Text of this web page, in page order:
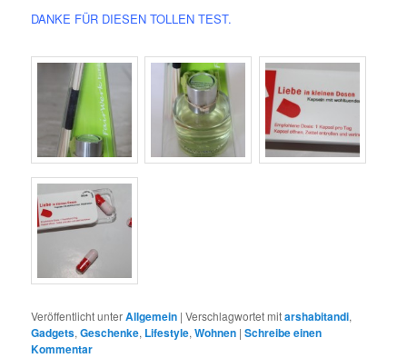
DANKE FÜR DIESEN TOLLEN TEST.
Veröffentlicht unterAllgemein |Verschlagwortet mitarshabitandi,
Gadgets,Geschenke, Lifestyle,Wohnen |Schreibe einen
Kommentar